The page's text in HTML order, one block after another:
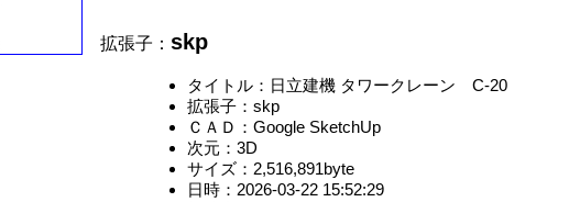
拡張子： skp
タイトル：日立建機 タワークレーン C-20
拡張子：skp
ＣＡＤ：Google SketchUp
次元：3D
サイズ：2,516,891byte
日時：2026-03-22 15:52:29